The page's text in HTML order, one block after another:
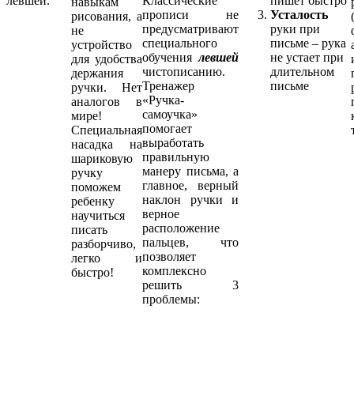
рисования, а
не
устройство
для удобства
держания
ручки. Нет
аналогов в
мире!
Специальная
насадка на
шариковую
ручку
поможем
ребенку
научиться
писать
разборчиво,
легко и
быстро!
прописи не
предусматривают
специального
обучениялевшей
чистописанию.
Тренажер
«Ручка-
самоучка»
помогает
выработать
правильную
манеру письма, а
главное, верный
наклон ручки и
верное
расположение
пальцев, что
позволяет
комплексно
решить 3
проблемы:
Усталость
руки при
письме – рука
не устает при
длительном
письме